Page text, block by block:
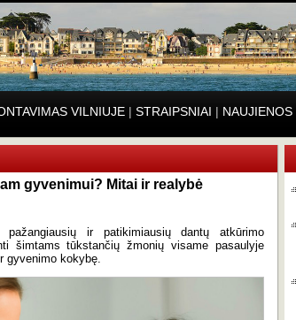
VILNIUJE | STRAIPSNIAI | NAUJIENOS
gyvenimui? Mitai ir realybė
ir patikimiausių dantų atkūrimo
šimtams tūkstančių žmonių visame pasaulyje
gyvenimo kokybę.